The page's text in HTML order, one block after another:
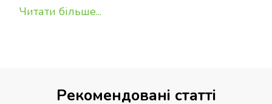
Читати більше...
Рекомендовані статті